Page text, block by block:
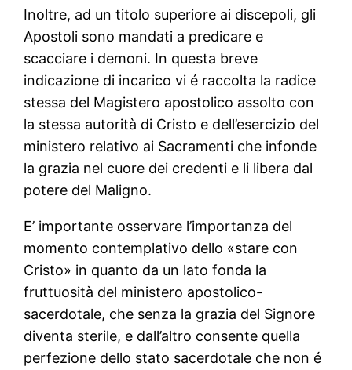
Inoltre, ad un titolo superiore ai discepoli, gli
Apostoli sono mandati a predicare e
scacciare i demoni. In questa breve
indicazione di incarico vi é raccolta la radice
stessa del Magistero apostolico assolto con
la stessa autorità di Cristo e dell’esercizio del
ministero relativo ai Sacramenti che infonde
la grazia nel cuore dei credenti e li libera dal
potere del Maligno.
E’ importante osservare l’importanza del
momento contemplativo dello «stare con
Cristo» in quanto da un lato fonda la
fruttuosità del ministero apostolico-
sacerdotale, che senza la grazia del Signore
diventa sterile, e dall’altro consente quella
perfezione dello stato sacerdotale che non é